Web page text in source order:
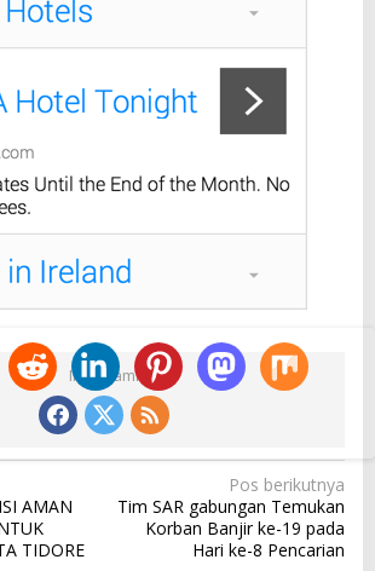
Ikuti Kami
AMAN
TIDORE
Pos berikutnya
Tim SAR gabungan Temukan
Korban Banjir ke-19 pada
Hari ke-8 Pencarian